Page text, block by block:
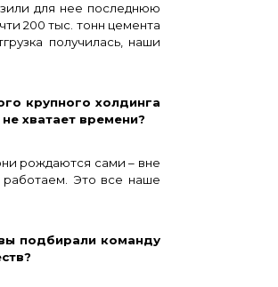
для нее последнюю
200 тыс. тонн цемента
получилась, наши
крупного холдинга
хватает времени?
рождаются сами – вне
работаем. Это все наше
подбирали команду